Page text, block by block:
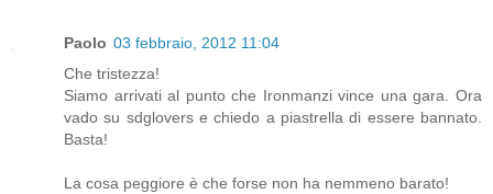
Paolo 03 febbraio, 2012 11:04
Che tristezza!
Siamo arrivati al punto che Ironmanzi vince una gara. Ora
vado su sdglovers e chiedo a piastrella di essere bannato.
Basta!
La cosa peggiore è che forse non ha nemmeno barato!